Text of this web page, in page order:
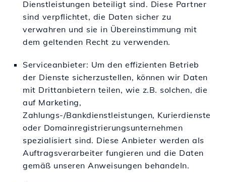
Dienstleistungen beteiligt sind. Diese Partner
sind verpflichtet, die Daten sicher zu
verwahren und sie in Übereinstimmung mit
dem geltenden Recht zu verwenden.
Serviceanbieter: Um den effizienten Betrieb
der Dienste sicherzustellen, können wir Daten
mit Drittanbietern teilen, wie z.B. solchen, die
auf Marketing,
Zahlungs-/Bankdienstleistungen, Kurierdienste
oder Domainregistrierungsunternehmen
spezialisiert sind. Diese Anbieter werden als
Auftragsverarbeiter fungieren und die Daten
gemäß unseren Anweisungen behandeln.